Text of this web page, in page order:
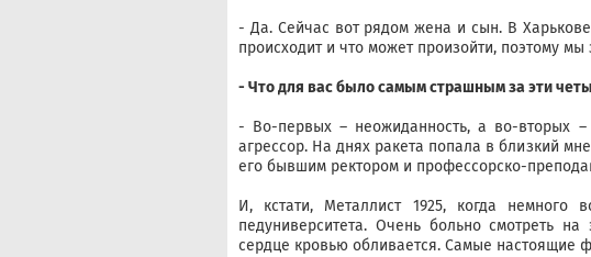
- Да. Сейчас вот рядом жена и сын. В
происходит и что может произойти, поэтому мы
- Что для вас было самым страшным за эти
- Во-первых – неожиданность, а во-вторых –
агрессор. На днях ракета попала в близкий
его бывшим ректором и профессорско-
И, кстати, Металлист 1925, когда немного
педуниверситета. Очень больно смотреть
сердце кровью обливается. Самые настоящие